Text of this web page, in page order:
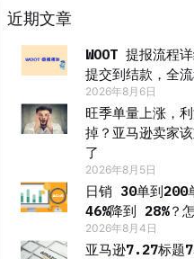
近期文章
WOOT 提报流程
提交到结款，全
2026年8月6日
旺季单量上涨，
掉？亚马逊卖家
了
2026年8月5日
日销 30单到200
46%降到 28%？
2026年8月4日
亚马逊7.27标题